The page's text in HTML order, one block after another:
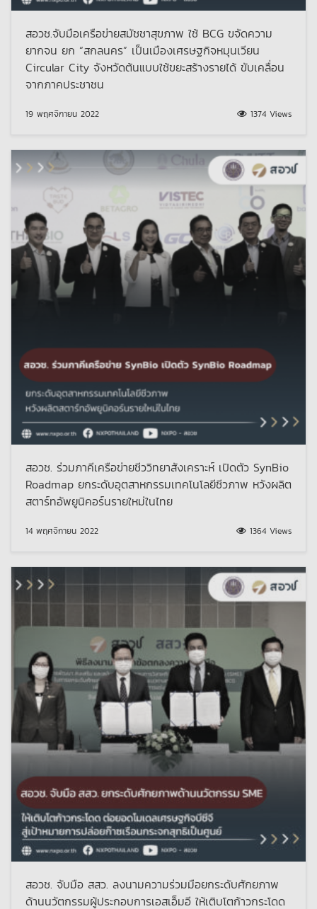
สอวช.จับมือเครือข่ายสมัชชาสุขภาพ ใช้ BCG ขจัดความ
ยากจน ยก “สกลนคร” เป็นเมืองเศรษฐกิจหมุนเวียน
Circular City จังหวัดต้นแบบใช้ขยะสร้างรายได้ ขับเคลื่อน
จากภาคประชาชน
19 พฤศจิกายน 2022 1374 Views
สอวช. ร่วมภาคีเครือข่ายชีววิทยาสังเคราะห์ เปิดตัว SynBio
Roadmap ยกระดับอุตสาหกรรมเทคโนโลยีชีวภาพ หวังผลิต
สตาร์ทอัพยูนิคอร์นรายใหม่ในไทย
14 พฤศจิกายน 2022 1364 Views
สอวช. จับมือ สสว. ลงนามความร่วมมือยกระดับศักยภาพ
ด้านนวัตกรรมผู้ประกอบการเอสเอ็มอี ให้เติบโตก้าวกระโดด